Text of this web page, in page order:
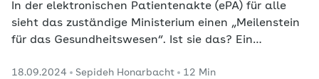
In der elektronischen Patientenakte (ePA) für alle
sieht das zuständige Ministerium einen „Meilenstein
für das Gesundheitswesen“. Ist sie das? Ein
Adolph.
18.09.2024 Sepideh Honarbacht 12 Min